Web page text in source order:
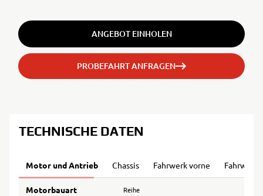
ANGEBOT EINHOLEN
PROBEFAHRT ANFRAGEN
TECHNISCHE DATEN
Motor und Antrieb Chassis Fahrwerk vorne Fahrwerk
Motorbauart Reihe